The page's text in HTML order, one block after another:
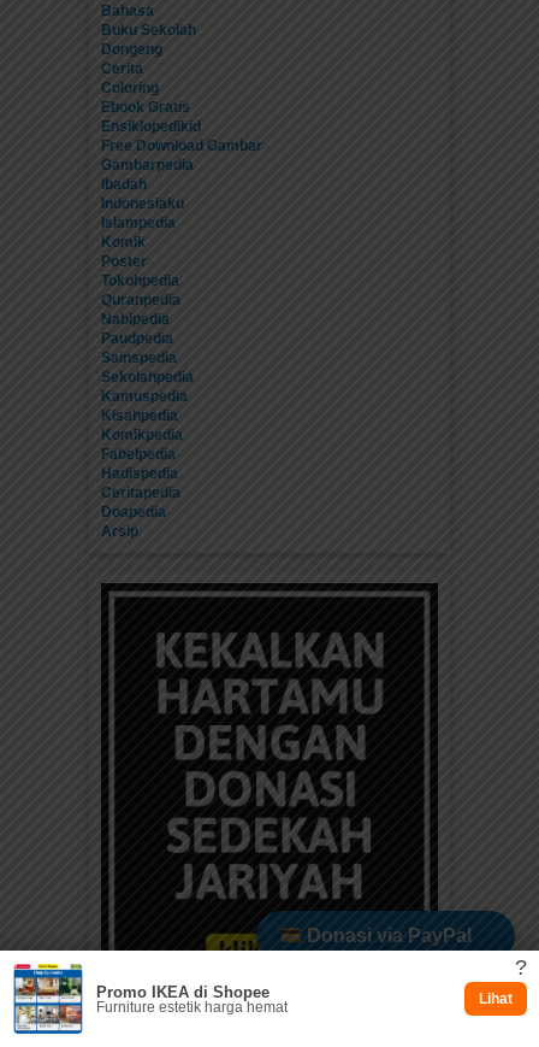
Bahasa
Buku Sekolah
Dongeng
Cerita
Coloring
Ebook Gratis
Ensiklopedikid
Free Download Gambar
Gambarpedia
Ibadah
Indonesiaku
Islampedia
Komik
Poster
Tokohpedia
Quranpedia
Nabipedia
Paudpedia
Sainspedia
Sekolahpedia
Kamuspedia
Kisahpedia
Komikpedia
Fabelpedia
Hadispedia
Ceritapedia
Doapedia
Arsip
Donasi via PayPal
Dukung via Kitabisa
?
Promo IKEA di Shopee
Furniture estetik harga hemat Lihat